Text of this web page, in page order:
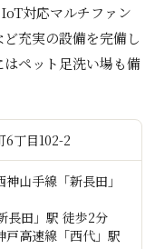
対応マルチファン
充実の設備を完備し
ペット足洗い場も備
6丁目102-2
山手線「新長田」
長田」駅 徒歩2分
戸高速線「西代」駅